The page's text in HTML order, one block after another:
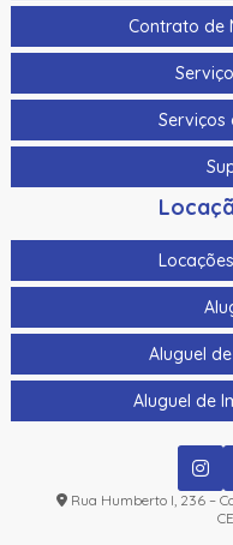
Contrato de
Serviços
Aluguel
Aluguel de
Rua Humberto I, 236 –